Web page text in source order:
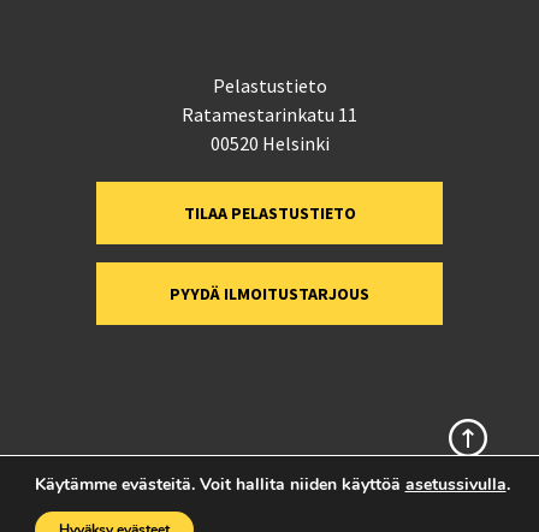
Pelastustieto
Ratamestarinkatu 11
00520 Helsinki
TILAA PELASTUSTIETO
PYYDÄ ILMOITUSTARJOUS
Sivun alkuun
Käytämme evästeitä. Voit hallita niiden käyttöä asetussivulla.